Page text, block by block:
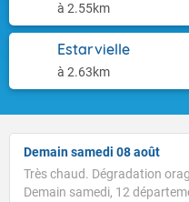
à 2.55km
Estarvielle
à 2.63km
Demain samedi 08 août
Très chaud. Dégradation
Demain samedi, 12